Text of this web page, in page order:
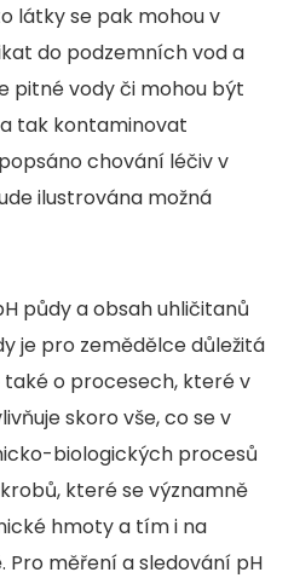
látky se pak mohou v
do podzemních vod a
pitné vody či mohou být
tak kontaminovat
chování léčiv v
ilustrována možná
půdy a obsah uhličitanů
je pro zemědělce důležitá
také o procesech, které v
skoro vše, co se v
biologických procesů
které se významně
hmoty a tím i na
Pro měření a sledování pH